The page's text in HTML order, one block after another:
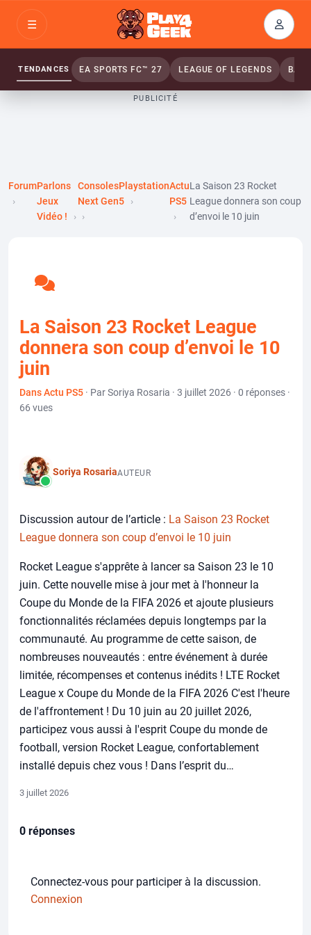
contenu
☰
ou
TENDANCES EA SPORTS FC™ 27 LEAGUE OF LEGENDS
PUBLICITÉ
ForumParlons
Jeux
Vidéo !
Consoles
Next Gen
Playstation
5
Actu
PS5
La Saison 23 Rocket
League donnera son coup
d’envoi le 10 juin
La Saison 23 Rocket League
donnera son coup d’envoi le 10
juin
Dans Actu PS5 · Par Soriya Rosaria · 3 juillet 2026 · 0 réponses ·
66 vues
Soriya RosariaAUTEUR
Discussion autour de l’article : La Saison 23 Rocket
League donnera son coup d’envoi le 10 juin
Rocket League s'apprête à lancer sa Saison 23 le 10
juin. Cette nouvelle mise à jour met à l'honneur la
Coupe du Monde de la FIFA 2026 et ajoute plusieurs
fonctionnalités réclamées depuis longtemps par la
communauté. Au programme de cette saison, de
nombreuses nouveautés : entre événement à durée
limitée, récompenses et contenus inédits ! LTE Rocket
League x Coupe du Monde de la FIFA 2026 C'est l'heure
de l'affrontement ! Du 10 juin au 20 juillet 2026,
participez vous aussi à l'esprit Coupe du monde de
football, version Rocket League, confortablement
installé depuis chez vous ! Dans l’esprit du…
3 juillet 2026
0 réponses
Connectez-vous pour participer à la discussion.
Connexion